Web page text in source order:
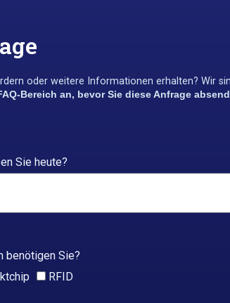
oder weitere Informationen erhalten? Wir
Bereich an, bevor Sie diese Anfrage
Sie heute?
benötigen Sie?
RFID